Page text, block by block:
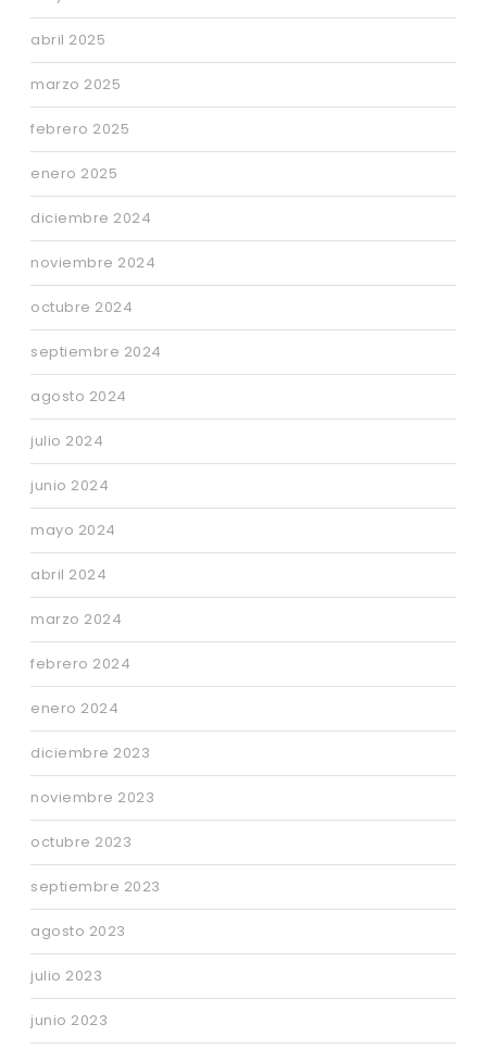
abril 2025
marzo 2025
febrero 2025
enero 2025
diciembre 2024
noviembre 2024
octubre 2024
septiembre 2024
agosto 2024
julio 2024
junio 2024
mayo 2024
abril 2024
marzo 2024
febrero 2024
enero 2024
diciembre 2023
noviembre 2023
octubre 2023
septiembre 2023
agosto 2023
julio 2023
junio 2023